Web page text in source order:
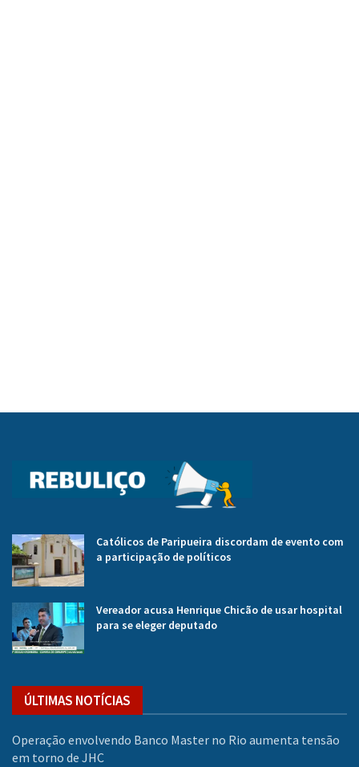
Católicos de Paripueira discordam de evento com
a participação de políticos
Vereador acusa Henrique Chicão de usar hospital
para se eleger deputado
ÚLTIMAS NOTÍCIAS
Operação envolvendo Banco Master no Rio aumenta tensão
em torno de JHC